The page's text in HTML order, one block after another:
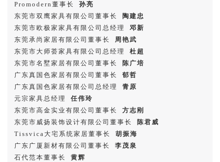
Promodern董事长 孙亮
东莞市双鹰家具有限公司️董事长
陶建忠
东莞市欧极家家具有限公司总经理 邓新
东莞承尚家居有限公司董事长 周艳武
东莞市大师荟家具有限公司总经理 杜超
东莞市名墅家居有限公司董事长
陈广培
广东真国色家居有限公司董事长 郁哲
广东真国色家居有限公司总经理
青原
元宗家具总经理 任伟玲
东莞市高金实业有限公司董事长 方志刚
东莞市威扬装饰设计有限公司董事长
陈君威
Tissvica大宅系统家居董事长 胡振海
广东广厦新材有限公司️董事长 李茂泉
石代范本董事长 黄辉